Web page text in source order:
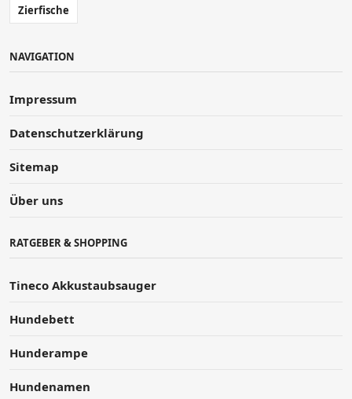
Zierfische
NAVIGATION
Impressum
Datenschutzerklärung
Sitemap
Über uns
RATGEBER & SHOPPING
Tineco Akkustaubsauger
Hundebett
Hunderampe
Hundenamen